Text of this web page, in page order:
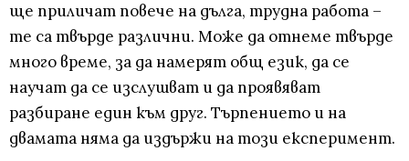
ще приличат повече на дълга, трудна работа –
те са твърде различни. Може да отнеме твърде
много време, за да намерят общ език, да се
научат да се изслушват и да проявяват
разбиране един към друг. Търпението и на
двамата няма да издържи на този експеримент.